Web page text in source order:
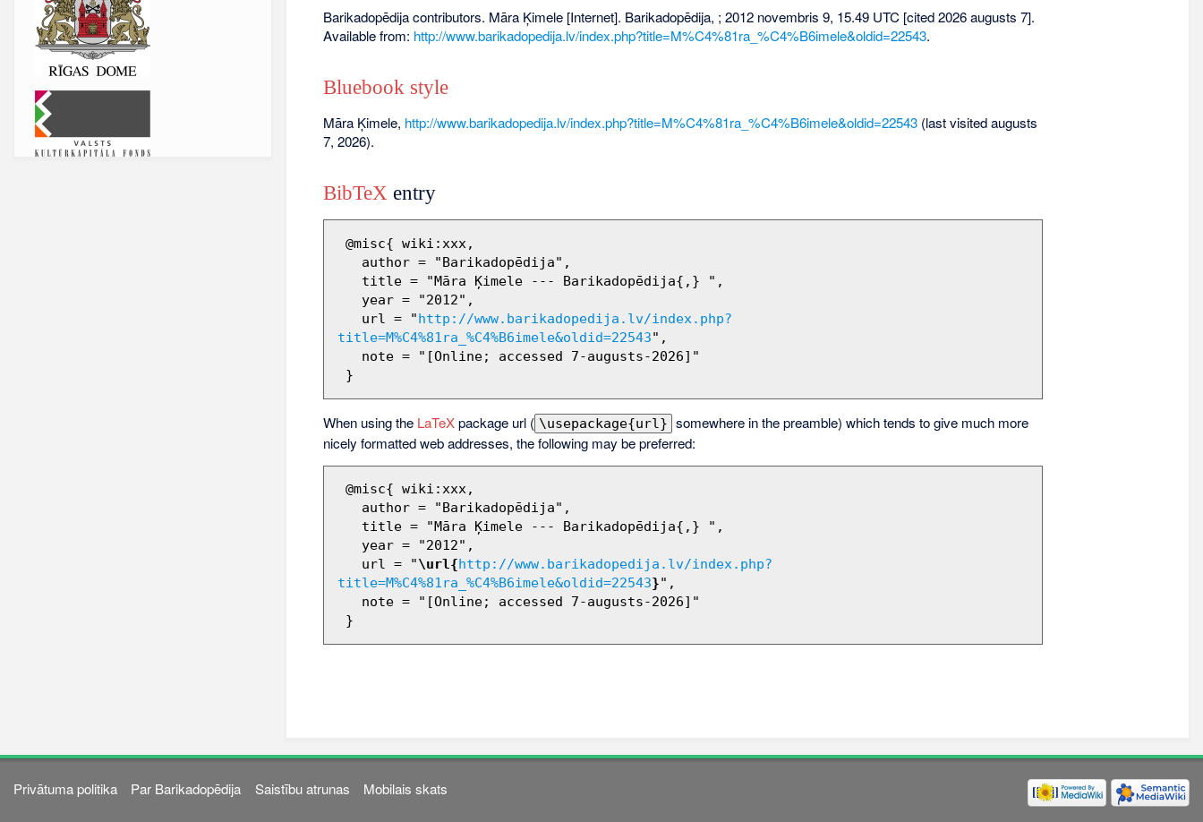
Barikadopēdija contributors. Māra Ķimele [Internet]. Barikadopēdija, ; 2012 novembris 9, 15.49 UTC [cited 2026 augusts 7].
Available from: http://www.barikadopedija.lv/index.php?title=M%C4%81ra_%C4%B6imele&oldid=22543.
Bluebook style
Māra Ķimele, http://www.barikadopedija.lv/index.php?title=M%C4%81ra_%C4%B6imele&oldid=22543(last visited augusts
7, 2026).
BibTeX entry
   url = "
http://www.barikadopedija.lv/index.php?
title=M%C4%81ra_%C4%B6imele&oldid=22543",
When using the LaTeXpackage url ( \usepackage{url} somewhere in the preamble) which tends to give much more
nicely formatted web addresses, the following may be preferred:
   url = "
\url{http://www.barikadopedija.lv/index.php?
title=M%C4%81ra_%C4%B6imele&oldid=22543}",
Privātuma politika Par Barikadopēdija Saistību atrunas Mobilais skats